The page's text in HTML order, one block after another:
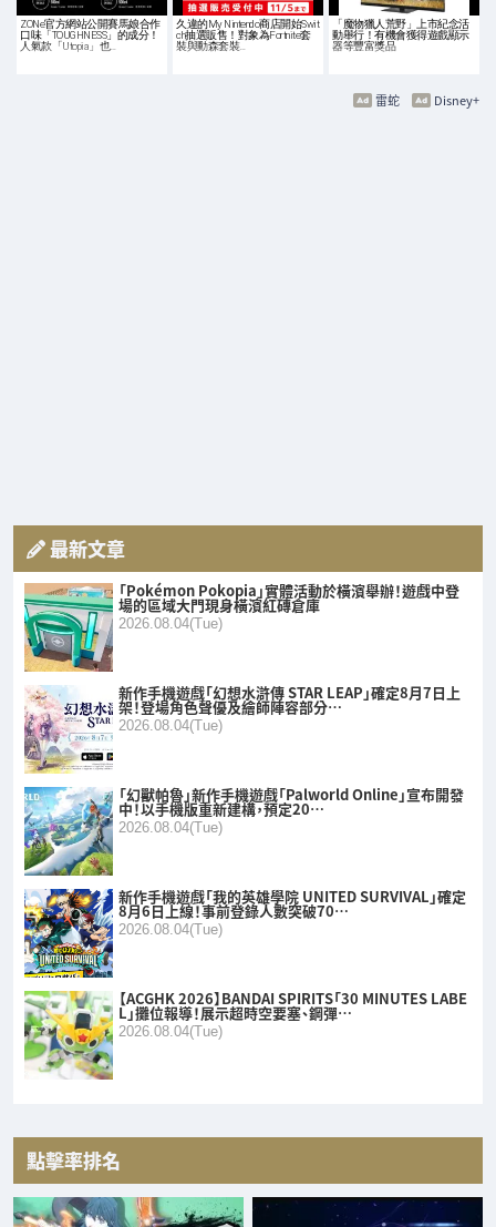
ZONe官方網站公開賽馬娘合作
口味「TOUGHNESS」的成分！
人氣款「Utopia」也…
久違的My Nintendo商店開始Swit
ch抽選販售！對象為Fortnite套
裝與動森套裝…
「魔物獵人荒野」上市紀念活
動舉行！有機會獲得遊戲顯示
器等豐富獎品
Disney+
雷蛇
最新文章
「Pokémon Pokopia」實體活動於橫濱舉辦！遊戲中登
場的區域大門現身橫濱紅磚倉庫
2026.08.04(Tue)
新作手機遊戲「幻想水滸傳 STAR LEAP」確定8月7日上
架！登場角色聲優及繪師陣容部分…
2026.08.04(Tue)
「幻獸帕魯」新作手機遊戲「Palworld Online」宣布開發
中！以手機版重新建構，預定20…
2026.08.04(Tue)
新作手機遊戲「我的英雄學院 UNITED SURVIVAL」確定
8月6日上線！事前登錄人數突破70…
2026.08.04(Tue)
【ACGHK 2026】BANDAI SPIRITS「30 MINUTES LABE
L」攤位報導！展示超時空要塞、鋼彈…
2026.08.04(Tue)
點擊率排名